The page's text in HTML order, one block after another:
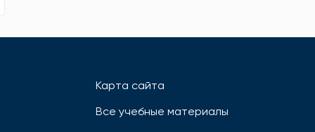
Карта сайта
Все учебные материалы